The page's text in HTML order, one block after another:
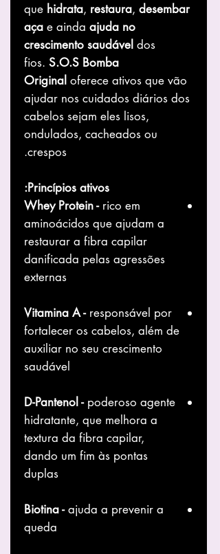
que hidrata, restaura, desembar
aça e ainda ajuda no
crescimento saudável dos
fios. S.O.S Bomba
Original oferece ativos que vão
ajudar nos cuidados diários dos
cabelos sejam eles lisos,
ondulados, cacheados ou
crespos.
Princípios ativos:
Whey Protein -rico em
aminoácidos que ajudam a
restaurar a fibra capilar
danificada pelas agressões
externas
Vitamina A - responsável por
fortalecer os cabelos, além de
auxiliar no seu crescimento
saudável
D-Pantenol - poderoso agente
hidratante, que melhora a
textura da fibra capilar,
dando um fim às pontas
duplas
Biotina -ajuda a prevenir a
queda